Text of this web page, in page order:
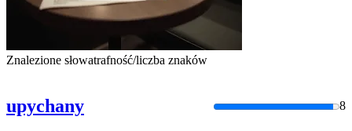
Znalezione słowatrafność/liczba znaków
upychany 8